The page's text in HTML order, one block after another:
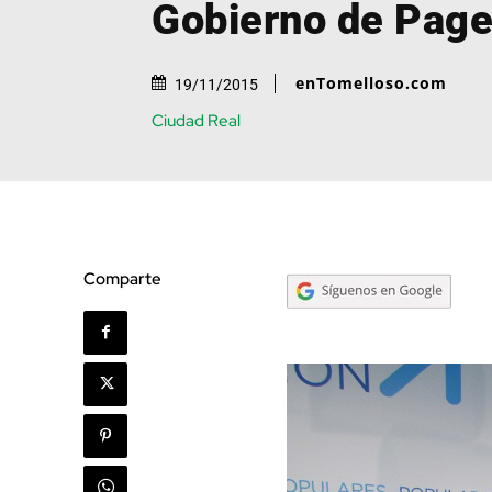
Gobierno de
19/11/2015 enTomelloso.com
Ciudad Real
Comparte